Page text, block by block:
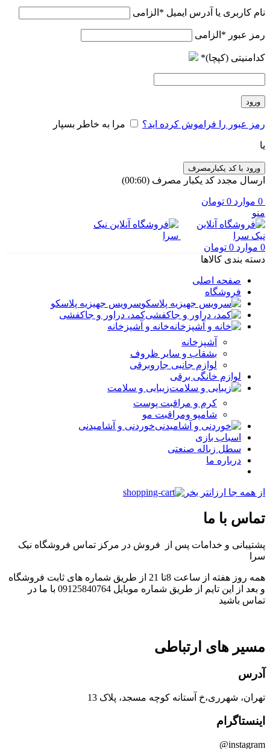
نام کاربری یا آدرس ایمیل * الزامی
رمز عبور * الزامی
کدامنیتی (کپچا)*
ورود
رمز عبور را فراموش کرده اید؟ مرا به خاطر بسپار
یا
ورود با کد یکبارمصرف
ارسال مجدد کد یکبار مصرف (00:
60
)
0 موارد 0 تومان
منو
0 موارد 0 تومان
دسته بندی کالاها
صفحه اصلی
فروشگاه
سرویس جهیزیه پلاسکو
کمد، دراور و جاکفشی
خانه و آشپزخانه
آشپزخانه
بشقاب و سایر ظروف
لوازم جانبی جاروبرقی
لوازم خانگی برقی
زیبایی و سلامت
کرم و مراقبت پوست
شامپو ومراقبت مو
خوردنی و آشامیدنی
اسباب بازی
سطل زباله صنعتی
درباره ما
از همه جا ارزانتر بخر
تماس با ما
پشتیبانی و خدامات پس از فروش در مرکز تماس فروشگاه نیک
سرا
همه روز هفته از ساعت 8تا 21 از طریق شماره های ثابت فروشگاه
و بعد از این تایم از طریق شماره موبایل 09125840764 با ما در
تماس باشید
مسیر های ارتباطی​
آدرس
تهران، شهرری،خ آستانه کوچه مسجد، پلاک 13
اینستاگرام
instagram@